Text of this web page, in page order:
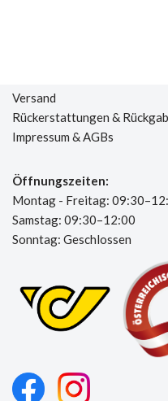
Versand
Rückerstattungen &
Impressum & AGBs
Öffnungszeiten:
Montag - Freitag:
Samstag: 09:30–12:00
Sonntag: Geschlossen